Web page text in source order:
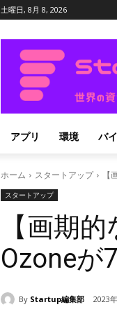
土曜日, 8月 8, 2026
アプリ 環境 バ
ホーム スタートアップ
スタートアップ
【画期
Ozoneが
By Startup編集部 2023